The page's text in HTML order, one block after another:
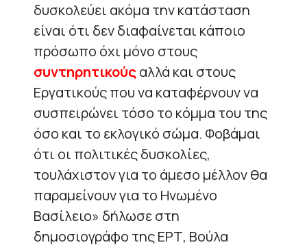
δυσκολεύει ακόμα την κατάσταση
είναι ότι δεν διαφαίνεται κάποιο
πρόσωπο όχι μόνο στους
συντηρητικούςαλλά και στους
Εργατικούς που να καταφέρνουν να
συσπειρώνει τόσο το κόμμα του της
όσο και το εκλογικό σώμα. Φοβάμαι
ότι οι πολιτικές δυσκολίες,
τουλάχιστον για το άμεσο μέλλον θα
παραμείνουν για το Ηνωμένο
Βασίλειο» δήλωσε στη
δημοσιογράφο της ΕΡΤ, Βούλα